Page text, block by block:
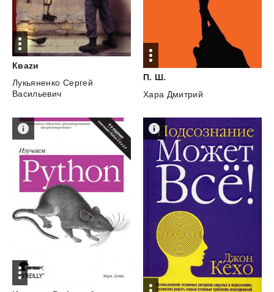
Кваzи
Лукьяненко Сергей
Васильевич
П. Ш.
Хара Дмитрий